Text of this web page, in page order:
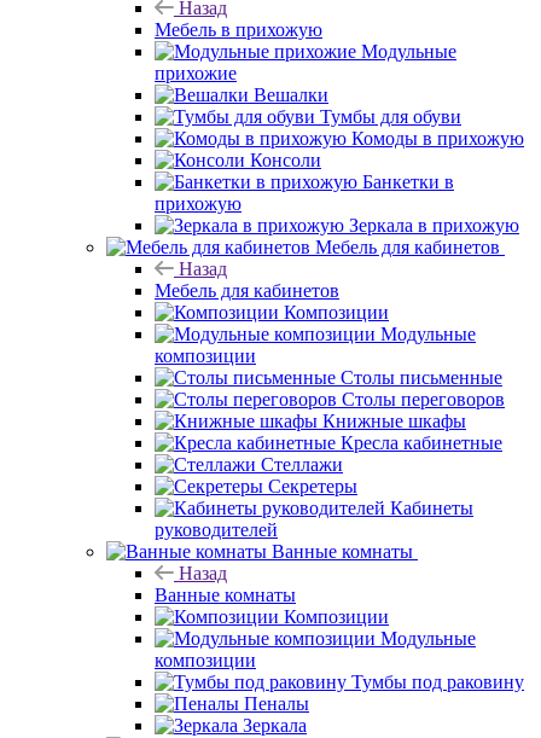
Назад
Мебель в прихожую
Модульные
прихожие
Вешалки
Тумбы для обуви
Комоды в прихожую
Консоли
Банкетки в
прихожую
Зеркала в прихожую
Мебель для кабинетов
Назад
Мебель для кабинетов
Композиции
Модульные
композиции
Столы письменные
Столы переговоров
Книжные шкафы
Кресла кабинетные
Стеллажи
Секретеры
Кабинеты
руководителей
Ванные комнаты
Назад
Ванные комнаты
Композиции
Модульные
композиции
Тумбы под раковину
Пеналы
Зеркала